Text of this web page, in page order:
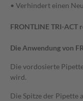
• Verhindert einen
FRONTLINE TRI-ACT
Die Anwendung von
Die vordosierte
wird.
Die Spitze der Pipette